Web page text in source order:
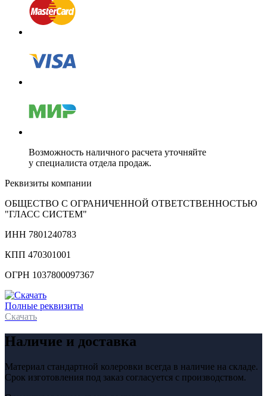
Возможность наличного расчета уточняйте
у специалиста отдела продаж.
Реквизиты компании
ОБЩЕСТВО С ОГРАНИЧЕННОЙ ОТВЕТСТВЕННОСТЬЮ
"ГЛАСС СИСТЕМ"
ИНН 7801240783
КПП 470301001
ОГРН 1037800097367
Полные реквизиты
Скачать
Наличие и доставка
Материал стандартной колеровки всегда в наличие на складе.
Срок изготовления под заказ согласуется с производством.